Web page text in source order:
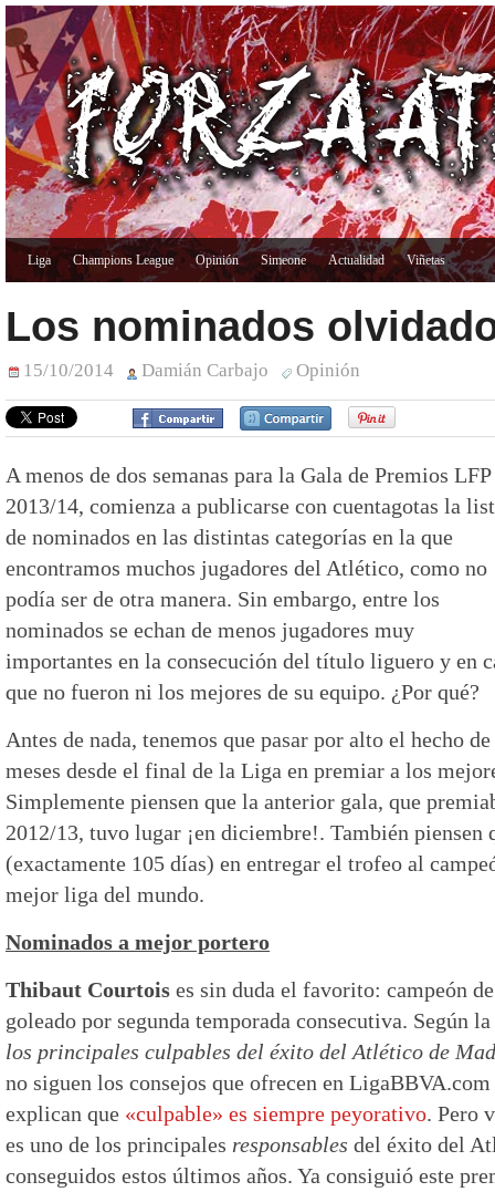
Liga Champions League Opinión Simeone Actualidad Viñetas
Los nominados
15/10/2014 Damián Carbajo Opinión
A menos de dos semanas para la Gala de Premios LFP
2013/14, comienza a publicarse con cuentagotas la
de nominados en las distintas categorías en la que
encontramos muchos jugadores del Atlético, como no
podía ser de otra manera. Sin embargo, entre los
nominados se echan de menos jugadores muy
importantes en la consecución del título liguero y en
que no fueron ni los mejores de su equipo. ¿Por qué?
Antes de nada, tenemos que pasar por alto el hecho
meses desde el final de la Liga en premiar a los
Simplemente piensen que la anterior gala, que
2012/13, tuvo lugar ¡en diciembre!. También piensen
(exactamente 105 días) en entregar el trofeo al
mejor liga del mundo.
Nominados a mejor portero
Thibaut Courtois es sin duda el favorito: campeón
goleado por segunda temporada consecutiva. Según
los principales culpables del éxito del Atlético de
no siguen los consejos que ofrecen en
explican que «culpable» es siempre peyorativo. Pero
es uno de los principales responsables del éxito del
conseguidos estos últimos años. Ya consiguió este